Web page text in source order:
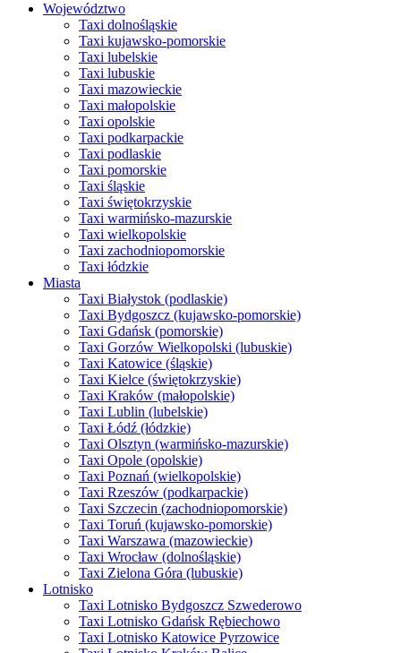
Województwo
Taxi dolnośląskie
Taxi kujawsko-pomorskie
Taxi lubelskie
Taxi lubuskie
Taxi mazowieckie
Taxi małopolskie
Taxi opolskie
Taxi podkarpackie
Taxi podlaskie
Taxi pomorskie
Taxi śląskie
Taxi świętokrzyskie
Taxi warmińsko-mazurskie
Taxi wielkopolskie
Taxi zachodniopomorskie
Taxi łódzkie
Miasta
Taxi Białystok (podlaskie)
Taxi Bydgoszcz (kujawsko-pomorskie)
Taxi Gdańsk (pomorskie)
Taxi Gorzów Wielkopolski (lubuskie)
Taxi Katowice (śląskie)
Taxi Kielce (świętokrzyskie)
Taxi Kraków (małopolskie)
Taxi Lublin (lubelskie)
Taxi Łódź (łódzkie)
Taxi Olsztyn (warmińsko-mazurskie)
Taxi Opole (opolskie)
Taxi Poznań (wielkopolskie)
Taxi Rzeszów (podkarpackie)
Taxi Szczecin (zachodniopomorskie)
Taxi Toruń (kujawsko-pomorskie)
Taxi Warszawa (mazowieckie)
Taxi Wrocław (dolnośląskie)
Taxi Zielona Góra (lubuskie)
Lotnisko
Taxi Lotnisko Bydgoszcz Szwederowo
Taxi Lotnisko Gdańsk Rębiechowo
Taxi Lotnisko Katowice Pyrzowice